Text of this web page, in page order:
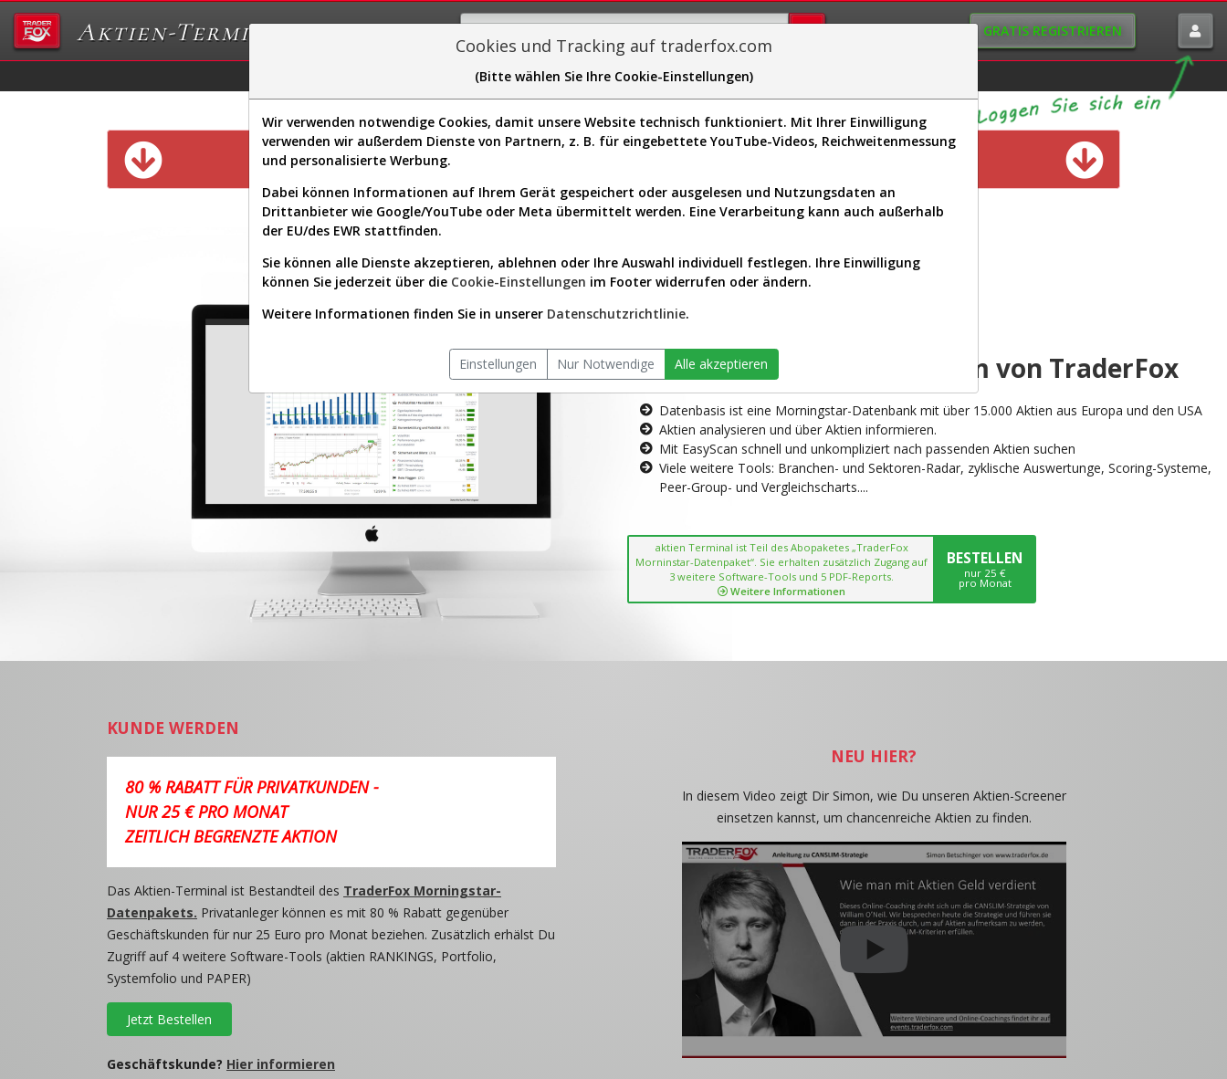
Aktien-Terminal GRATIS REGISTRIEREN
Sector-Spider Easy-Scan Visualizations
Diese Funktion ist nur für Premium-Kunden verfügbar
AKTIEN-TERMINAL
Die Aktienanalyse-Plattform von TraderFox
Datenbasis ist eine Morningstar-Datenbank mit über 15.000 Aktien aus Europa und den USA
Aktien analysieren und über Aktien informieren.
Mit EasyScan schnell und unkompliziert nach passenden Aktien suchen
Viele weitere Tools: Branchen- und Sektoren-Radar, zyklische Auswertunge, Scoring-Systeme,
Peer-Group- und Vergleichscharts....
aktien Terminal ist Teil des Abopaketes „TraderFox
Morninstar-Datenpaket“. Sie erhalten zusätzlich Zugang auf
3 weitere Software-Tools und 5 PDF-Reports.
Weitere Informationen
BESTELLEN
nur 25 €
pro Monat
KUNDE WERDEN
80 % RABATT FÜR PRIVATKUNDEN -
NUR 25 € PRO MONAT
ZEITLICH BEGRENZTE AKTION
Das Aktien-Terminal ist Bestandteil des TraderFox Morningstar-
Datenpakets. Privatanleger können es mit 80 % Rabatt gegenüber
Geschäftskunden für nur 25 Euro pro Monat beziehen. Zusätzlich erhälst Du
Zugriff auf 4 weitere Software-Tools (aktien RANKINGS, Portfolio,
Systemfolio und PAPER)
Jetzt Bestellen
Geschäftskunde? Hier informieren
NEU HIER?
In diesem Video zeigt Dir Simon, wie Du unseren Aktien-Screener
einsetzen kannst, um chancenreiche Aktien zu finden.
Cookies und Tracking auf traderfox.com
(Bitte wählen Sie Ihre Cookie-Einstellungen)
Wir verwenden notwendige Cookies, damit unsere Website technisch funktioniert. Mit Ihrer Einwilligung
verwenden wir außerdem Dienste von Partnern, z. B. für eingebettete YouTube-Videos, Reichweitenmessung
und personalisierte Werbung.
Dabei können Informationen auf Ihrem Gerät gespeichert oder ausgelesen und Nutzungsdaten an
Drittanbieter wie Google/YouTube oder Meta übermittelt werden. Eine Verarbeitung kann auch außerhalb
der EU/des EWR stattfinden.
Sie können alle Dienste akzeptieren, ablehnen oder Ihre Auswahl individuell festlegen. Ihre Einwilligung
können Sie jederzeit über die Cookie-Einstellungen im Footer widerrufen oder ändern.
Weitere Informationen finden Sie in unserer Datenschutzrichtlinie.
Einstellungen Nur Notwendige Alle akzeptieren